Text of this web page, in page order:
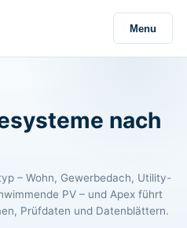
Menu
nach
– Wohn, Gewerbedach, Utility-
PV – und Apex führt
Prüfdaten und Datenblättern.